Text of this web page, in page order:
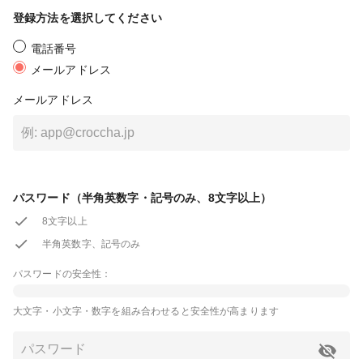
登録方法を選択してください
電話番号
メールアドレス
メールアドレス
パスワード（半角英数字・記号のみ、8文字以上）
8文字以上
半角英数字、記号のみ
パスワードの安全性：
大文字・小文字・数字を組み合わせると安全性が高まります